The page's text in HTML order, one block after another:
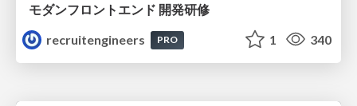
モダンフロントエンド 開発研修
recruitengineers
PRO 1 340